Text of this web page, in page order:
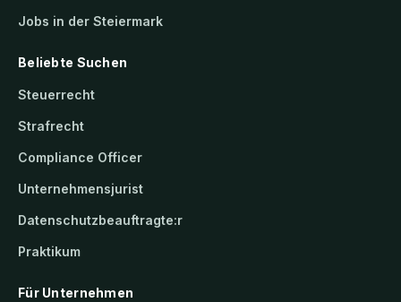
Jobs in der Steiermark
Beliebte Suchen
Steuerrecht
Strafrecht
Compliance Officer
Unternehmensjurist
Datenschutzbeauftragte:r
Praktikum
Für Unternehmen